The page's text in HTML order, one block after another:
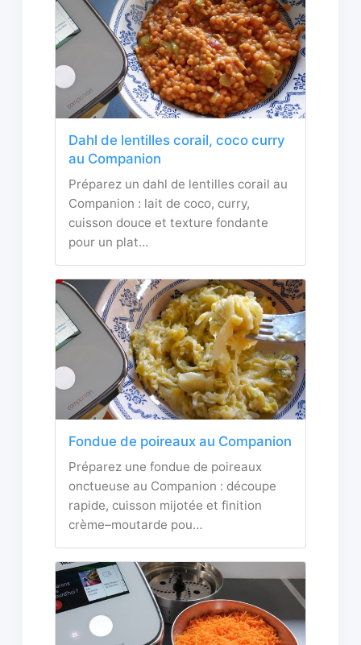
Dahl de lentilles corail, coco curry
au Companion
Préparez un dahl de lentilles corail au
Companion : lait de coco, curry,
cuisson douce et texture fondante
pour un plat…
Fondue de poireaux au Companion
Préparez une fondue de poireaux
onctueuse au Companion : découpe
rapide, cuisson mijotée et finition
crème–moutarde pou…